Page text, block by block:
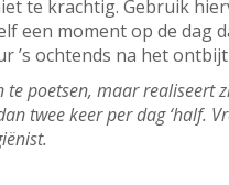
te krachtig. Gebruik
een moment op de dag
ochtends na het ontbijt
poetsen, maar realiseert
twee keer per dag ‘half.